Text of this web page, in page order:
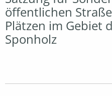
öffentlichen
Plätzen im Gebiet
Sponholz